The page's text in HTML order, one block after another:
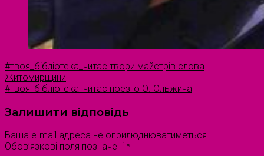
#твоя_бібліотека_читає твори майстрів слова
Житомирщини
#твоя_бібліотека_читає поезію О. Ольжича
Залишити відповідь
Ваша e-mail адреса не оприлюднюватиметься.
Обов’язкові поля позначені *